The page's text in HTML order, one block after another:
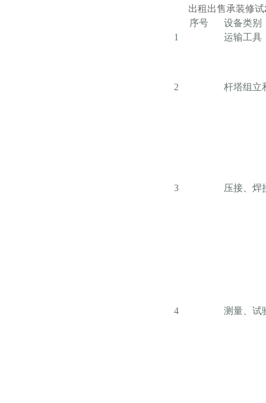
出租出售承装修试
序号
设备类别
1
运输工具
2 杆塔组立
3 压接、焊
4 测量、试